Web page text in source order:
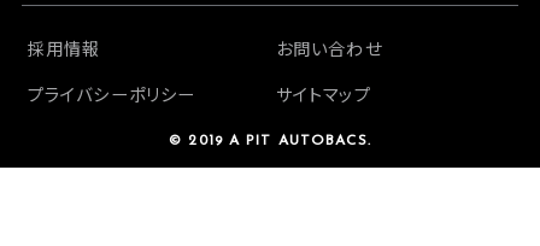
採用情報
お問い合わせ
プライバシーポリシー
サイトマップ
© 2019 A PIT AUTOBACS.